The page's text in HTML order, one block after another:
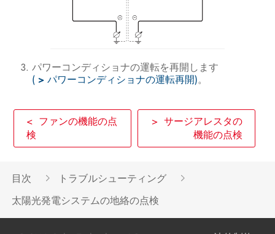
パワーコンディショナの運転を再開します
( >パワーコンディショナの運転再開)。
< ファンの機能の点
検
> サージアレスタの
機能の点検
目次
トラブルシューティング
太陽光発電システムの地絡の点検